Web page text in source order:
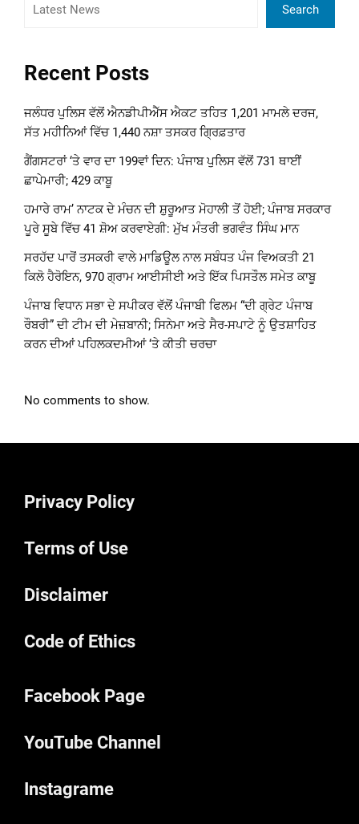
Search
Recent Posts
ਜਲੰਧਰ ਪੁਲਿਸ ਵੱਲੋਂ ਐਨਡੀਪੀਐੱਸ ਐਕਟ ਤਹਿਤ 1,201 ਮਾਮਲੇ ਦਰਜ,
ਸੱਤ ਮਹੀਨਿਆਂ ਵਿੱਚ 1,440 ਨਸ਼ਾ ਤਸਕਰ ਗ੍ਰਿਫ਼ਤਾਰ
ਗੈਂਗਸਟਰਾਂ ‘ਤੇ ਵਾਰ ਦਾ 199ਵਾਂ ਦਿਨ: ਪੰਜਾਬ ਪੁਲਿਸ ਵੱਲੋਂ 731 ਥਾਈਂ
ਛਾਪੇਮਾਰੀ; 429 ਕਾਬੂ
ਹਮਾਰੇ ਰਾਮ’ ਨਾਟਕ ਦੇ ਮੰਚਨ ਦੀ ਸ਼ੁਰੂਆਤ ਮੋਹਾਲੀ ਤੋਂ ਹੋਈ; ਪੰਜਾਬ ਸਰਕਾਰ
ਪੂਰੇ ਸੂਬੇ ਵਿੱਚ 41 ਸ਼ੋਅ ਕਰਵਾਏਗੀ: ਮੁੱਖ ਮੰਤਰੀ ਭਗਵੰਤ ਸਿੰਘ ਮਾਨ
ਸਰਹੱਦ ਪਾਰੋਂ ਤਸਕਰੀ ਵਾਲੇ ਮਾਡਿਊਲ ਨਾਲ ਸਬੰਧਤ ਪੰਜ ਵਿਅਕਤੀ 21
ਕਿਲੋ ਹੈਰੋਇਨ, 970 ਗ੍ਰਾਮ ਆਈਸੀਈ ਅਤੇ ਇੱਕ ਪਿਸਤੌਲ ਸਮੇਤ ਕਾਬੂ
ਪੰਜਾਬ ਵਿਧਾਨ ਸਭਾ ਦੇ ਸਪੀਕਰ ਵੱਲੋਂ ਪੰਜਾਬੀ ਫਿਲਮ “ਦੀ ਗ੍ਰੇਟ ਪੰਜਾਬ
ਰੌਬਰੀ” ਦੀ ਟੀਮ ਦੀ ਮੇਜ਼ਬਾਨੀ; ਸਿਨੇਮਾ ਅਤੇ ਸੈਰ-ਸਪਾਟੇ ਨੂੰ ਉਤਸ਼ਾਹਿਤ
ਕਰਨ ਦੀਆਂ ਪਹਿਲਕਦਮੀਆਂ ‘ਤੇ ਕੀਤੀ ਚਰਚਾ
No comments to show.
Privacy Policy
Terms of Use
Disclaimer
Code of Ethics
Facebook Page
YouTube Channel
Instagrame